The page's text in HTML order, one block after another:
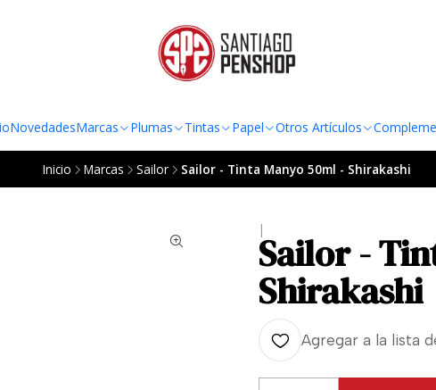
NovedadesMarcas Plumas Tintas Papel Otros Artículos
Inicio Marcas Sailor Sailor - Tinta Manyo 50ml - Shirakashi
|
Sailor -
Shirakashi
Agregar a la lista